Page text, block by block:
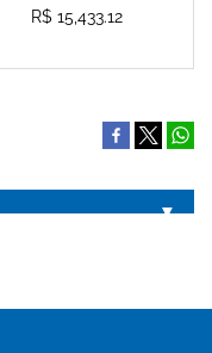
R$ 15,433.12